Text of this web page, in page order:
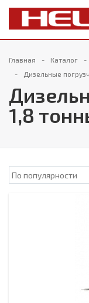
Главная Каталог
Дизельные
1,8